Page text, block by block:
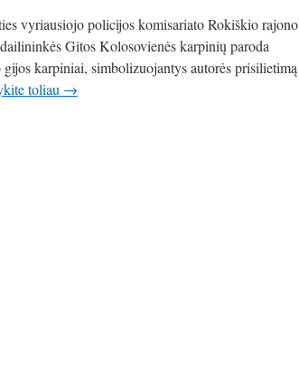
vyriausiojo policijos komisariato Rokiškio rajono
Gitos Kolosovienės karpinių paroda
karpiniai, simbolizuojantys autorės prisilietimą
toliau →